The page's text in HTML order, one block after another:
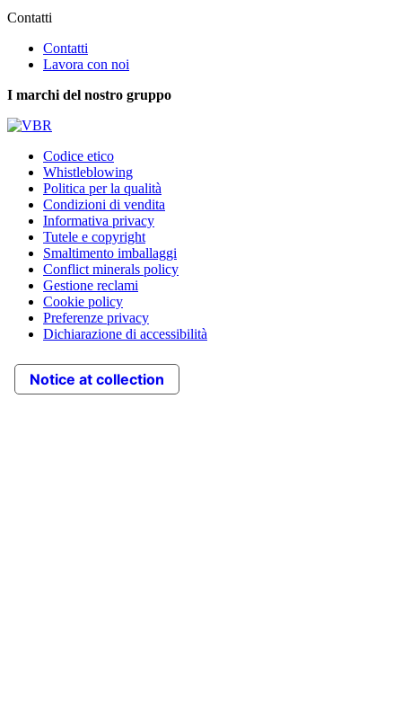
Contatti
Contatti
Lavora con noi
I marchi del nostro gruppo
Codice etico
Whistleblowing
Politica per la qualità
Condizioni di vendita
Informativa privacy
Tutele e copyright
Smaltimento imballaggi
Conflict minerals policy
Gestione reclami
Cookie policy
Preferenze privacy
Dichiarazione di accessibilità
Notice at collection